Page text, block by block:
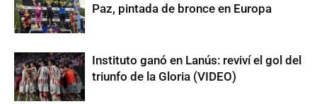
Paz, pintada de bronce en Europa
Instituto ganó en Lanús: reviví el gol del
triunfo de la Gloria (VIDEO)